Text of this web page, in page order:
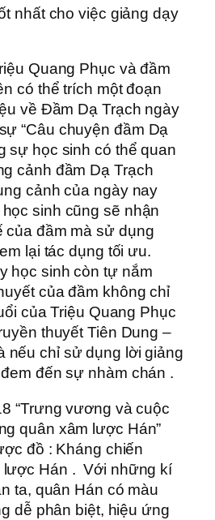
nhất cho việc giảng dạy
Quang Phục và đầm
có thể trích một đoạn
về Đầm Dạ Trạch ngày
“Câu chuyện đầm Dạ
sự học sinh có thể quan
cảnh đầm Dạ Trạch
cảnh của ngày nay
sinh cũng sẽ nhận
đầm mà sử dụng
lại tác dụng tối ưu.
học sinh còn tự nắm
của đầm không chỉ
của Triệu Quang Phục
thuyết Tiên Dung –
nếu chỉ sử dụng lời giảng
đến sự nhàm chán .
“Trưng vương và cuộc
quân xâm lược Hán”
đồ : Kháng chiến
lược Hán . Với những kí
ta, quân Hán có màu
dễ phân biệt, hiệu ứng